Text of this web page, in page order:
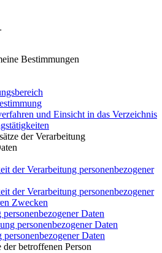
Bestimmungen
und Einsicht in das Verzeichnis
der Verarbeitung
der Verarbeitung personenbezogener
der Verarbeitung personenbezogener
Zwecken
Daten
personenbezogener Daten
Daten
der betroffenen Person